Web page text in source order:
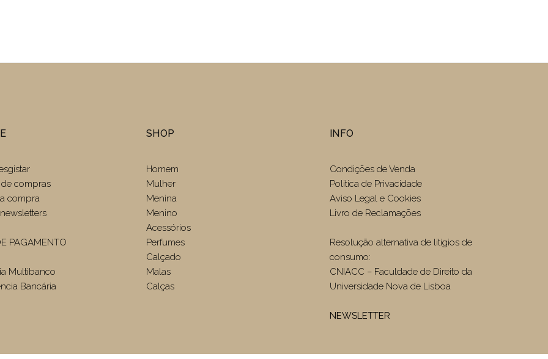
compras
compra
PAGAMENTO
Multibanco
Bancária
SHOP
Homem
Mulher
Menina
Menino
Acessórios
Perfumes
Calçado
Malas
Calças
INFO
Condições de Venda
Politica de Privacidade
Aviso Legal e Cookies
Livro de Reclamações
Resolução alternativa de litígios de
consumo:
CNIACC – Faculdade de Direito da
Universidade Nova de Lisboa
NEWSLETTER